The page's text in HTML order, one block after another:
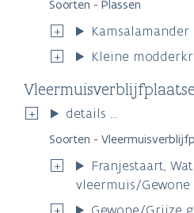
Soorten - Plassen
Kamsalamander
Kleine
details ...
Soorten -
Franjestaart,
vleermuis/